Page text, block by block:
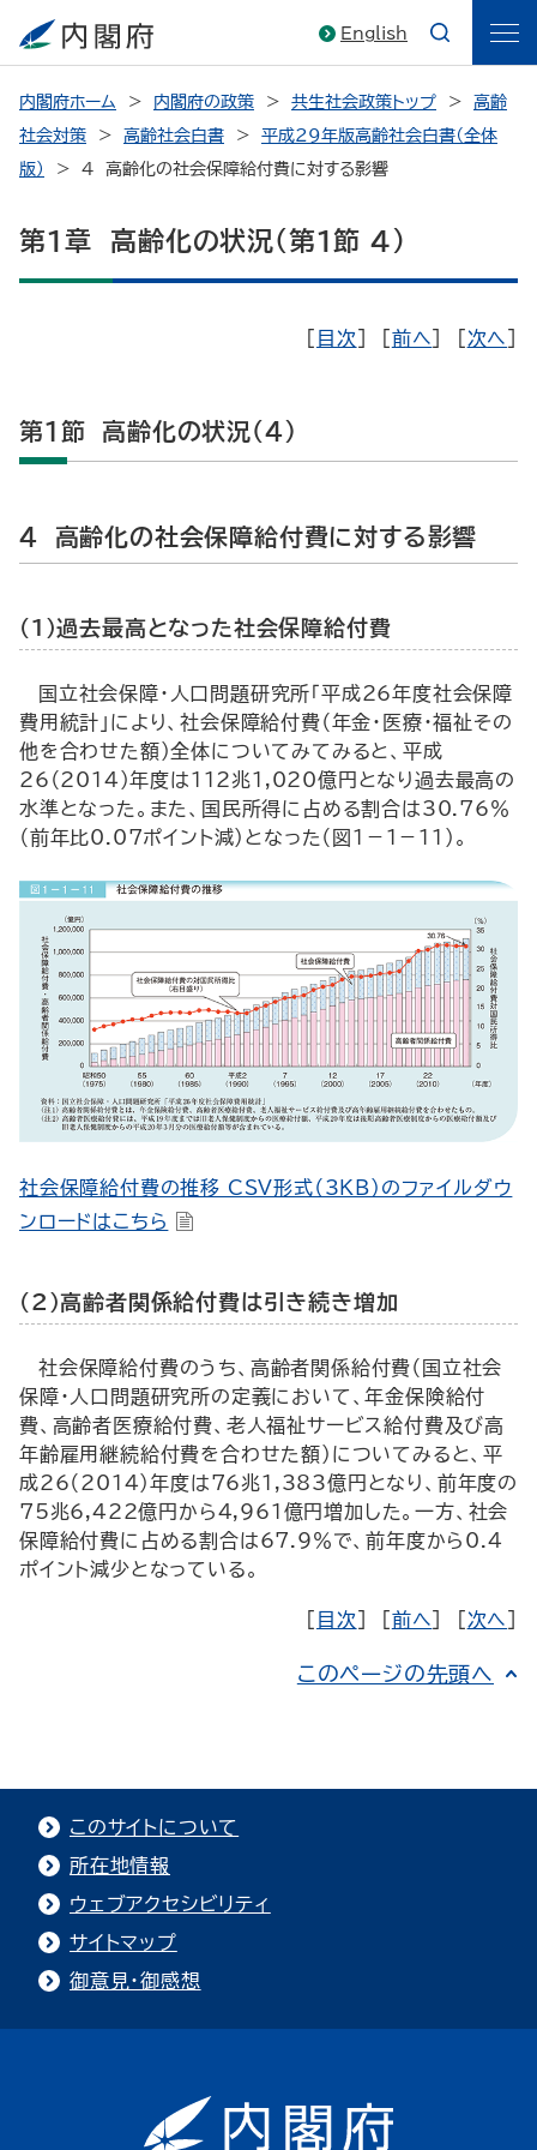
English
内閣府ホーム 内閣府の政策 共生社会政策トップ
高齢
社会対策
高齢社会白書
平成29年版高齢社会白書（全体
版）
4 高齢化の社会保障給付費に対する影響
第1章 高齢化の状況（第1節 4）
目次 前へ 次へ
第1節 高齢化の状況（4）
4 高齢化の社会保障給付費に対する影響
（1）過去最高となった社会保障給付費
国立社会保障・人口問題研究所「平成26年度社会保障
費用統計」により、社会保障給付費（年金・医療・福祉その
他を合わせた額）全体についてみてみると、平成
26（2014）年度は112兆1,020億円となり過去最高の
水準となった。また、国民所得に占める割合は30.76％
（前年比0.07ポイント減）となった（図1－1－11）。
社会保障給付費の推移 CSV形式（3KB）のファイルダウ
ンロードはこちら
（2）高齢者関係給付費は引き続き増加
社会保障給付費のうち、高齢者関係給付費（国立社会
保障・人口問題研究所の定義において、年金保険給付
費、高齢者医療給付費、老人福祉サービス給付費及び高
年齢雇用継続給付費を合わせた額）についてみると、平
成26（2014）年度は76兆1,383億円となり、前年度の
75兆6,422億円から4,961億円増加した。一方、社会
保障給付費に占める割合は67.9％で、前年度から0.4
ポイント減少となっている。
[ 目次] [前へ] [次へ]
このページの先頭へ
このサイトについて
所在地情報
ウェブアクセシビリティ
サイトマップ
御意見・御感想